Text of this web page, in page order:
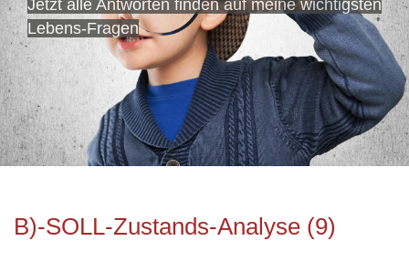
Jetzt alle Antworten finden auf meine wichtigsten
Lebens-Fragen
B)-SOLL-Zustands-Analyse (9)